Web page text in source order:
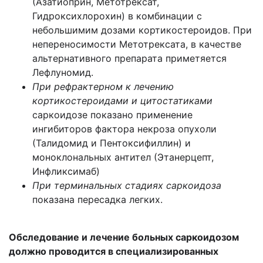
Гидроксихлорохин) в комбинации с
небольшимим дозами кортикостероидов. При
непереносимости Метотрексата, в качестве
альтернативного препарата приметяется
Лефлуномид.
При рефрактерном к лечению
кортикостероидами и цитостатиками
саркоидозе показано применение
ингибиторов фактора некроза опухоли
(Талидомид и Пентоксифиллин) и
моноклональных антител (Этанерцепт,
Инфликсимаб)
При терминальных стадиях саркоидоза
показана пересадка легких.
Обследование и лечение больных саркоидозом
должно проводится в специализированных